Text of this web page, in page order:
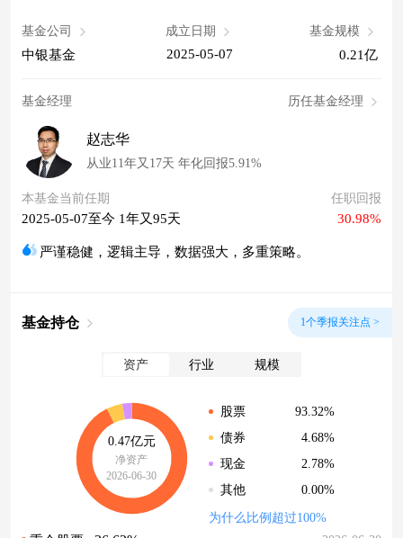
基金公司
中银基金
成立日期
2025-05-07
基金规模
0.21亿
基金经理 历任基金经理
赵志华
从业11年又17天 年化回报5.91%
本基金当前任期
2025-05-07至今 1年又95天
任职回报
30.98%
严谨稳健，逻辑主导，数据强大，多重策略。
基金持仓 1个季报关注点 >
资产 行业 规模
0.47亿元
净资产
2026-06-30
股票
93.32%
债券
4.68%
现金
2.78%
其他
0.00%
为什么比例超过100%